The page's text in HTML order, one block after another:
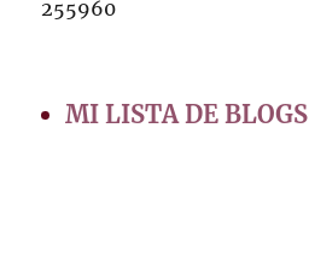
255960
MI LISTA DE BLOGS